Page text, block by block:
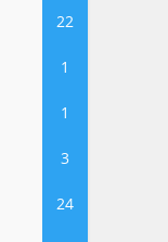
22
1
1
3
24